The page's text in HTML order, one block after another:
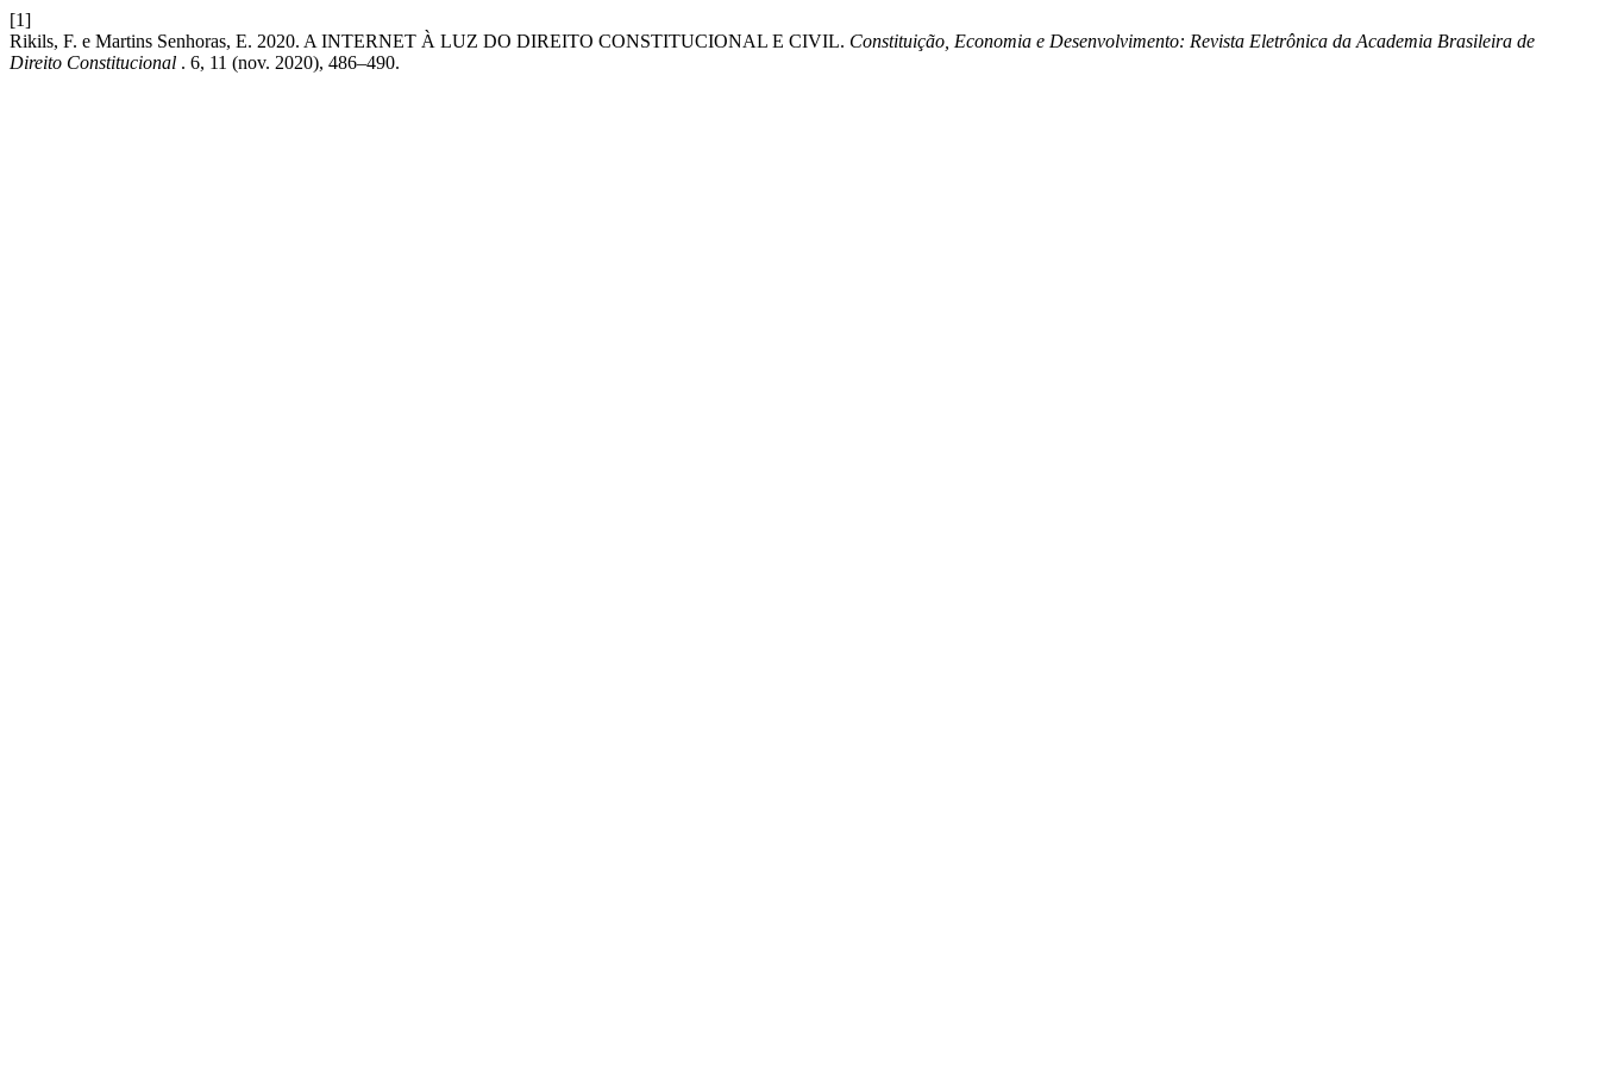
[1]
Rikils, F. e Martins Senhoras, E. 2020. A INTERNET À LUZ DO DIREITO CONSTITUCIONAL E CIVIL. Constituição, Economia e Desenvolvimento: Revista Eletrônica da Academia Brasileira de
Direito Constitucional . 6, 11 (nov. 2020), 486–490.